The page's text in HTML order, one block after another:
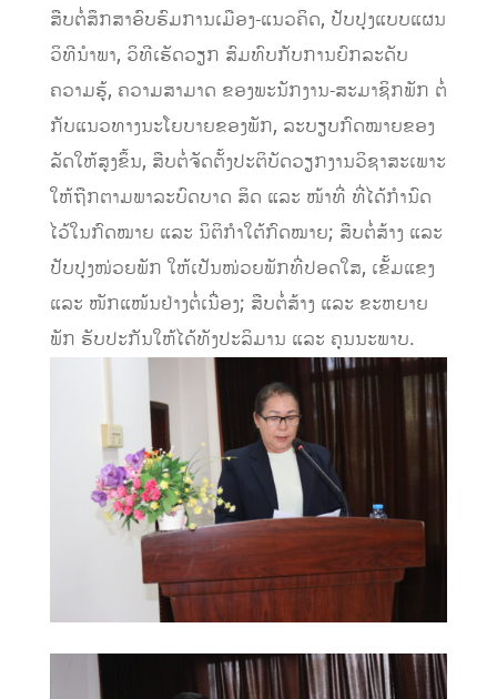
ສືບຕໍ່ສຶກສາອົບຮົມການເມືອງ-ແນວຄິດ, ປັບປຸງແບບແຜນ
ວິທີນໍາພາ, ວິທີເຮັດວຽກ ສົມທົບກັບການຍົກລະດັບ
ຄວາມຮູ້, ຄວາມສາມາດ ຂອງພະນັກງານ-ສະມາຊິກພັກ ຕໍ່
ກັບແນວທາງນະໂຍບາຍຂອງພັກ, ລະບຽບກົດໝາຍຂອງ
ລັດໃຫ້ສູງຂຶ້ນ, ສືບຕໍ່ຈັດຕັ້ງປະຕິບັດວຽກງານວິຊາສະເພາະ
ໃຫ້ຖືກຕາມພາລະບົດບາດ ສິດ ແລະ ໜ້າທີ່ ທີ່ໄດ້ກໍານົດ
ໄວ້ໃນກົດໝາຍ ແລະ ນິຕິກໍາໃຕ້ກົດໝາຍ; ສືບຕໍ່ສ້າງ ແລະ
ປັບປຸງໜ່ວຍພັກ ໃຫ້ເປັນໜ່ວຍພັກທີ່ປອດໃສ, ເຂັ້ມແຂງ
ແລະ ໜັກແໜ້ນຢ່າງຕໍ່ເນື່ອງ; ສືບຕໍ່ສ້າງ ແລະ ຂະຫຍາຍ
ພັກ ຮັບປະກັນໃຫ້ໄດ້ທັງປະລິມານ ແລະ ຄຸນນະພາບ.